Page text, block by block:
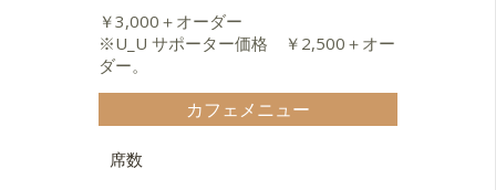
1997
CD『LUNA〜星の旅』をリリ−ス。南
米アマゾン河をカヌーで約5,000km
下り、大自然の中で音楽を生みだし
『FOREST RAIN』をレコーディン
￥3,000＋オーダー
※U_U サポーター価格 ￥2,500＋オー
ダー。
カフェメニュー
席数